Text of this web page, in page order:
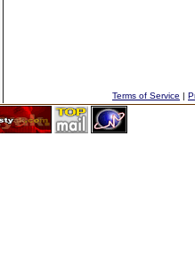
Terms of Service |